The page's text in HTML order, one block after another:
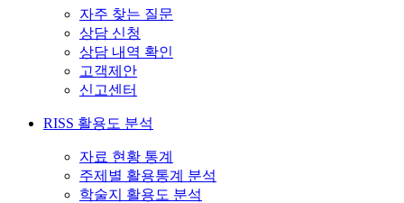
자주 찾는 질문
상담 신청
상담 내역 확인
고객제안
신고센터
RISS 활용도 분석
자료 현황 통계
주제별 활용통계 분석
학술지 활용도 분석